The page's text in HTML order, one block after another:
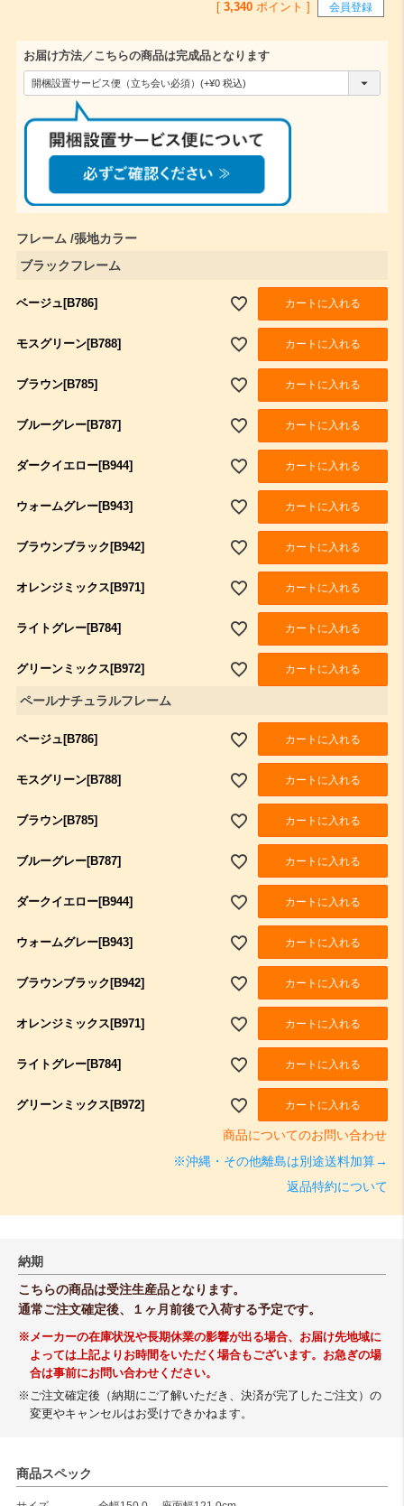
3,340 ポイント ] 会員登録
お届け方法／こちらの商品は完成品となります
フレーム 張地カラー
ブラックフレーム
ベージュ[B786] カートに入れる
モスグリーン[B788] カートに入れる
ブラウン[B785] カートに入れる
ブルーグレー[B787] カートに入れる
ダークイエロー[B944] カートに入れる
ウォームグレー[B943] カートに入れる
ブラウンブラック[B942] カートに入れる
オレンジミックス[B971] カートに入れる
ライトグレー[B784] カートに入れる
グリーンミックス[B972] カートに入れる
ペールナチュラルフレーム
ベージュ[B786] カートに入れる
モスグリーン[B788] カートに入れる
ブラウン[B785] カートに入れる
ブルーグレー[B787] カートに入れる
ダークイエロー[B944] カートに入れる
ウォームグレー[B943] カートに入れる
ブラウンブラック[B942] カートに入れる
オレンジミックス[B971] カートに入れる
ライトグレー[B784] カートに入れる
グリーンミックス[B972] カートに入れる
商品についてのお問い合わせ
※沖縄・その他離島は別途送料加算→
返品特約について
納期
こちらの商品は受注生産品となります。
通常ご注文確定後、１ヶ月前後で入荷する予定です。
※メーカーの在庫状況や長期休業の影響が出る場合、お届け先地域に
よっては上記よりお時間をいただく場合もございます。お急ぎの場
合は事前にお問い合わせください。
※ご注文確定後（納期にご了解いただき、決済が完了したご注文）の
変更やキャンセルはお受けできかねます。
商品スペック